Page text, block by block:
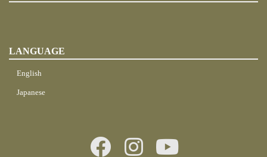
LANGUAGE
English
Japanese